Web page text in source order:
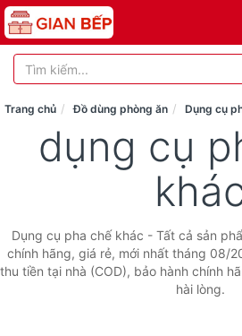
Trang chủ Đồ dùng phòng ăn Dụng cụ
dụng cụ
Dụng cụ pha chế khác - Tất cả sản
chính hãng, giá rẻ, mới nhất tháng 08/
thu tiền tại nhà (COD), bảo hành chính
hài lòng.